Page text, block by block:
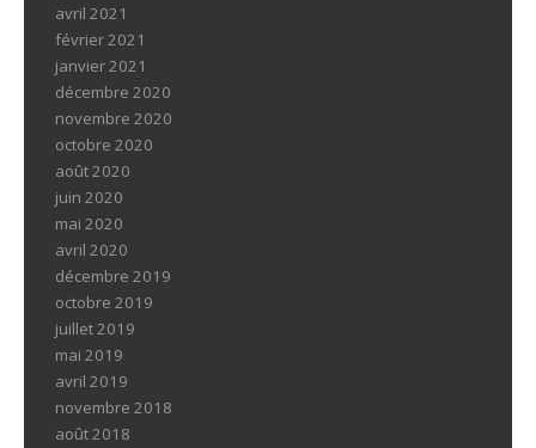
avril 2021
février 2021
janvier 2021
décembre 2020
novembre 2020
octobre 2020
août 2020
juin 2020
mai 2020
avril 2020
décembre 2019
octobre 2019
juillet 2019
mai 2019
avril 2019
novembre 2018
août 2018